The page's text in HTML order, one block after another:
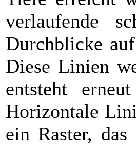
verlaufende
Durchblicke
Diese Linien
entsteht
Horizontale
ein Raster,